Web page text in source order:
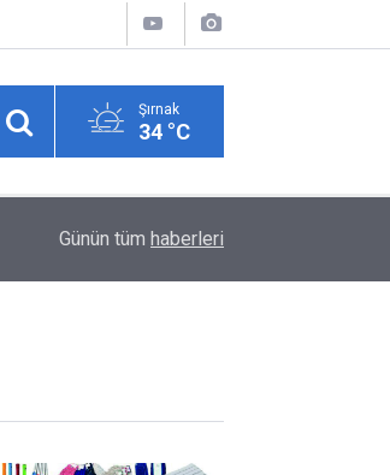
Şırnak
34 °C
Yolcu otobüsü kamyonete çarptı: 1 ölü, 15 yaralı
Günün tüm haberleri